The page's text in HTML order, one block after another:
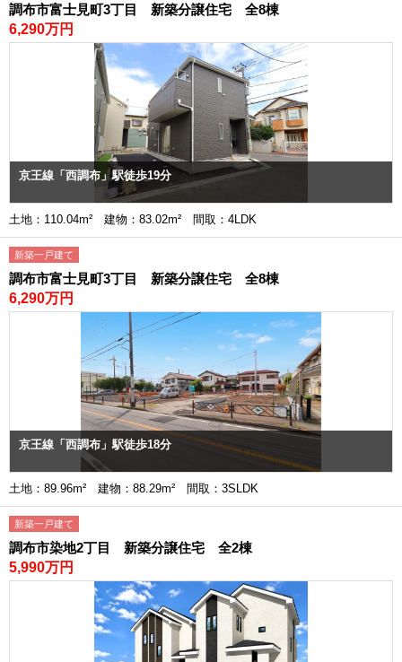
調布市富士見町3丁目 新築分譲住宅 全8棟
6,290万円
京王線「西調布」駅徒歩19分
土地：110.04m² 建物：83.02m² 間取：4LDK
新築一戸建て
調布市富士見町3丁目 新築分譲住宅 全8棟
6,290万円
京王線「西調布」駅徒歩18分
土地：89.96m² 建物：88.29m² 間取：3SLDK
新築一戸建て
調布市染地2丁目 新築分譲住宅 全2棟
5,990万円